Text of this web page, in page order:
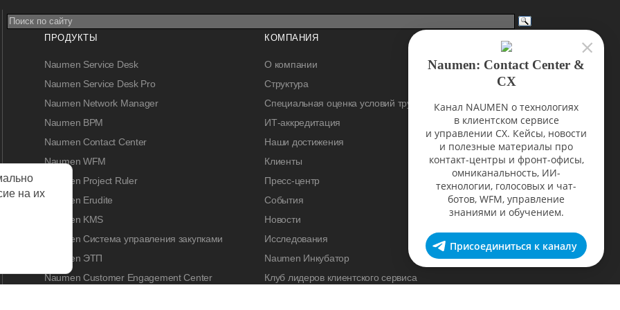
ПРОДУКТЫ
Naumen Service Desk
Naumen Service Desk Pro
Naumen Network Manager
Naumen BPM
Naumen Contact Center
Naumen WFM
Naumen Project Ruler
Naumen Erudite
Naumen KMS
Naumen Система управления закупками
Naumen ЭТП
Naumen Customer Engagement Center
КОМПАНИЯ
О компании
Структура
Специальная оценка условий труда
ИТ-аккредитация
Наши достижения
Клиенты
Пресс-центр
События
Новости
Исследования
Naumen Инкубатор
Клуб лидеров клиентского сервиса
на их
Naumen: Contact Center &
CX
Канал NAUMEN о технологиях
в клиентском сервисе
и управлении CX. Кейсы, новости
и полезные материалы про
контакт-центры и фронт-офисы,
омниканальность, ИИ-
технологии, голосовых и чат-
ботов, WFM, управление
знаниями и обучением.
Присоединиться к каналу